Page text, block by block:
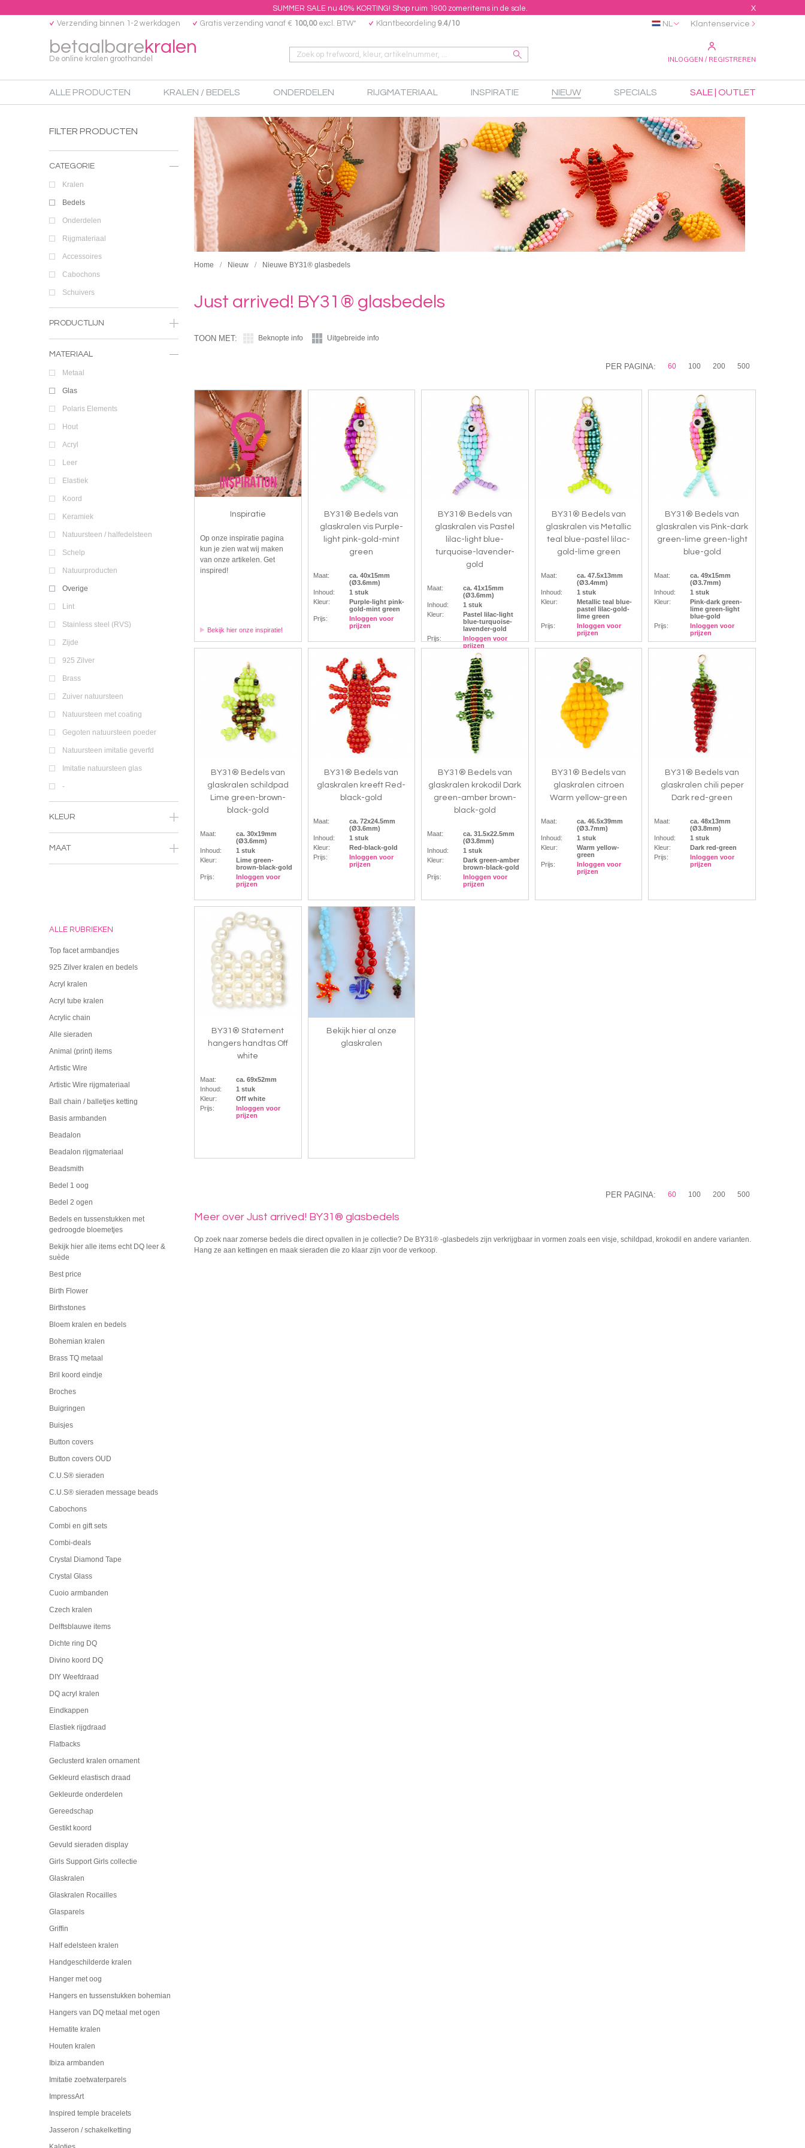
SUMMER SALE nu 40% KORTING! Shop ruim 1900 zomeritems in de sale. X
betaalbarekralen
De online kralen groothandel
Verzending binnen 1-2 werkdagen Gratis verzending vanaf € 100,00excl. BTW* Klantbeoordeling 9.4/10
INLOGGEN / REGISTREREN
NL Klantenservice
ALLE PRODUCTEN KRALEN / BEDELS ONDERDELEN RIJGMATERIAAL INSPIRATIE NIEUW SPECIALS SALE | OUTLET
FILTER PRODUCTEN
CATEGORIE
Kralen
Bedels
Onderdelen
Rijgmateriaal
Accessoires
Cabochons
Schuivers
PRODUCTLIJN
MATERIAAL
Metaal
Glas
Polaris Elements
Hout
Acryl
Leer
Elastiek
Koord
Keramiek
Natuursteen / halfedelsteen
Schelp
Natuurproducten
Overige
Lint
Stainless steel (RVS)
Zijde
925 Zilver
Brass
Zuiver natuursteen
Natuursteen met coating
Gegoten natuursteen poeder
Natuursteen imitatie geverfd
Imitatie natuursteen glas
-
KLEUR
MAAT
ALLE RUBRIEKEN
Top facet armbandjes
925 Zilver kralen en bedels
Acryl kralen
Acryl tube kralen
Acrylic chain
Alle sieraden
Animal (print) items
Artistic Wire
Artistic Wire rijgmateriaal
Ball chain / balletjes ketting
Basis armbanden
Beadalon
Beadalon rijgmateriaal
Beadsmith
Bedel 1 oog
Bedel 2 ogen
Bedels en tussenstukken met
gedroogde bloemetjes
Bekijk hier alle items echt DQ leer &
suède
Best price
Birth Flower
Birthstones
Bloem kralen en bedels
Bohemian kralen
Brass TQ metaal
Bril koord eindje
Broches
Buigringen
Buisjes
Button covers
Button covers OUD
C.U.S® sieraden
C.U.S® sieraden message beads
Cabochons
Combi en gift sets
Combi-deals
Crystal Diamond Tape
Crystal Glass
Cuoio armbanden
Czech kralen
Delftsblauwe items
Dichte ring DQ
Divino koord DQ
DIY Weefdraad
DQ acryl kralen
Eindkappen
Elastiek rijgdraad
Flatbacks
Geclusterd kralen ornament
Gekleurd elastisch draad
Gekleurde onderdelen
Gereedschap
Gestikt koord
Gevuld sieraden display
Girls Support Girls collectie
Glaskralen
Glaskralen Rocailles
Glasparels
Griffin
Half edelsteen kralen
Handgeschilderde kralen
Hanger met oog
Hangers en tussenstukken bohemian
Hangers van DQ metaal met ogen
Hematite kralen
Houten kralen
Ibiza armbanden
Imitatie zoetwaterparels
ImpressArt
Inspired temple bracelets
Jasseron / schakelketting
Home Nieuw Nieuwe BY31® glasbedels
Just arrived! BY31® glasbedels
TOON MET: Beknopte info Uitgebreide info
PER PAGINA: 60 100 200 500
Inspiratie
Op onze inspiratie pagina
kun je zien wat wij maken
van onze artikelen. Get
inspired!
Bekijk hier onze inspiratie!
BY31® Bedels van
glaskralen vis Purple-
light pink-gold-mint
green
Maat:
ca. 40x15mm
(Ø3.6mm)
Inhoud:
1 stuk
Kleur:
Purple-light pink-
gold-mint green
Prijs:
Inloggen voor
prijzen
BY31® Bedels van
glaskralen vis Pastel
lilac-light blue-
turquoise-lavender-
gold
Maat:
ca. 41x15mm
(Ø3.6mm)
Inhoud:
1 stuk
Kleur:
Pastel lilac-light
blue-turquoise-
lavender-gold
Prijs:
Inloggen voor
prijzen
BY31® Bedels van
glaskralen vis Metallic
teal blue-pastel lilac-
gold-lime green
Maat:
ca. 47.5x13mm
(Ø3.4mm)
Inhoud:
1 stuk
Kleur:
Metallic teal blue-
pastel lilac-gold-
lime green
Prijs:
Inloggen voor
prijzen
BY31® Bedels van
glaskralen vis Pink-dark
green-lime green-light
blue-gold
Maat:
ca. 49x15mm
(Ø3.7mm)
Inhoud:
1 stuk
Kleur:
Pink-dark green-
lime green-light
blue-gold
Prijs:
Inloggen voor
prijzen
BY31® Bedels van
glaskralen schildpad
Lime green-brown-
black-gold
Maat:
ca. 30x19mm
(Ø3.6mm)
Inhoud:
1 stuk
Kleur:
Lime green-
brown-black-gold
Prijs:
Inloggen voor
prijzen
BY31® Bedels van
glaskralen kreeft Red-
black-gold
Maat:
ca. 72x24.5mm
(Ø3.6mm)
Inhoud:
1 stuk
Kleur:
Red-black-gold
Prijs:
Inloggen voor
prijzen
BY31® Bedels van
glaskralen krokodil Dark
green-amber brown-
black-gold
Maat:
ca. 31.5x22.5mm
(Ø3.8mm)
Inhoud:
1 stuk
Kleur:
Dark green-amber
brown-black-gold
Prijs:
Inloggen voor
prijzen
BY31® Bedels van
glaskralen citroen
Warm yellow-green
Maat:
ca. 46.5x39mm
(Ø3.7mm)
Inhoud:
1 stuk
Kleur:
Warm yellow-
green
Prijs:
Inloggen voor
prijzen
BY31® Bedels van
glaskralen chili peper
Dark red-green
Maat:
ca. 48x13mm
(Ø3.8mm)
Inhoud:
1 stuk
Kleur:
Dark red-green
Prijs:
Inloggen voor
prijzen
BY31® Statement
hangers handtas Off
white
Maat:
ca. 69x52mm
Inhoud:
1 stuk
Kleur:
Off white
Prijs:
Inloggen voor
prijzen
Bekijk hier al onze
glaskralen
60 100 200 500
PER PAGINA:
Meer over Just arrived! BY31® glasbedels
Op zoek naar zomerse bedels die direct opvallen in je collectie? De BY31® -glasbedels zijn verkrijgbaar in vormen zoals een visje, schildpad, krokodil en andere varianten.
Hang ze aan kettingen en maak sieraden die zo klaar zijn voor de verkoop.